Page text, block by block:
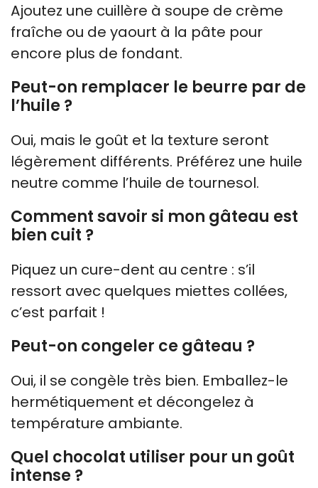
Ajoutez une cuillère à soupe de crème
fraîche ou de yaourt à la pâte pour
encore plus de fondant.
Peut-on remplacer le beurre par de
l’huile ?
Oui, mais le goût et la texture seront
légèrement différents. Préférez une huile
neutre comme l’huile de tournesol.
Comment savoir si mon gâteau est
bien cuit ?
Piquez un cure-dent au centre : s’il
ressort avec quelques miettes collées,
c’est parfait !
Peut-on congeler ce gâteau ?
Oui, il se congèle très bien. Emballez-le
hermétiquement et décongelez à
température ambiante.
Quel chocolat utiliser pour un goût
intense ?